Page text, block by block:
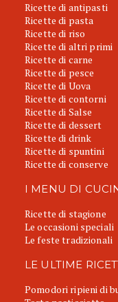
Ricette di antipasti
Ricette di pasta
Ricette di riso
Ricette di altri primi
Ricette di carne
Ricette di pesce
Ricette di Uova
Ricette di contorni
Ricette di Salse
Ricette di dessert
Ricette di drink
Ricette di spuntini
Ricette di conserve
I MENU DI
Ricette di stagione
Le occasioni speciali
Le feste tradizionali
LE ULTIME
Pomodori ripieni di